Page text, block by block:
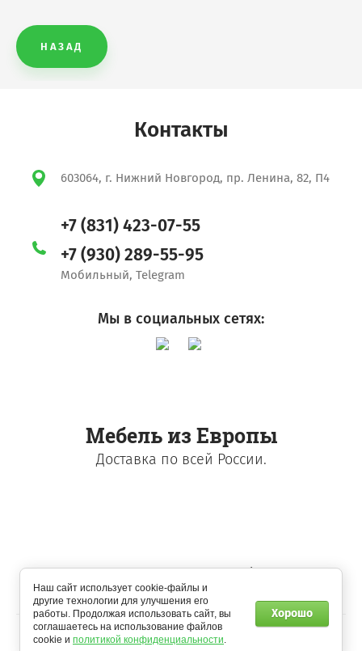
НАЗАД
Мебель из Европы
Доставка по всей России.
© 2018 - 2026 Польская мебель
Контакты
603064, г. Нижний Новгород, пр. Ленина, 82, П4
+7 (831) 423-07-55
+7 (930) 289-55-95
Мобильный, Telegram
Мы в социальных сетях:
Мегагрупп.ру
Наш сайт использует cookie-файлы и
другие технологии для улучшения его
работы. Продолжая использовать сайт, вы
соглашаетесь на использование файлов
cookie и политикой конфиденциальности.
Хорошо